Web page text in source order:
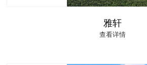
雅轩
查看详情